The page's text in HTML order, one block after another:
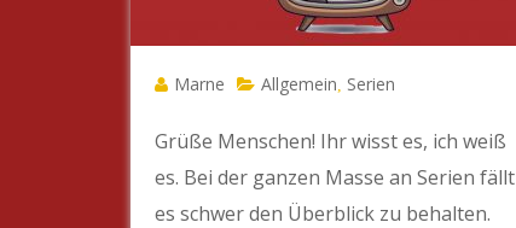
Marne Allgemein Serien
Grüße Menschen! Ihr wisst es, ich weiß
es. Bei der ganzen Masse an Serien fällt
es schwer den Überblick zu behalten.